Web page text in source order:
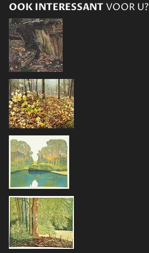
OOK INTERESSANTVOOR U?